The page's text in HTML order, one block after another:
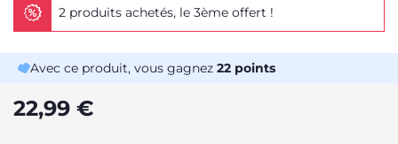
2 produits achetés, le 3ème offert !
Avec ce produit, vous gagnez 22 points
22,99 €